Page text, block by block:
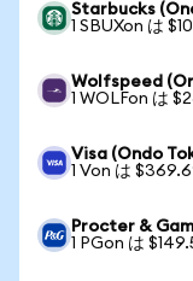
Starbucks
1 SBUXon は
Wolfspeed
1 WOLFon は
Visa (Ondo
1 Von は
Procter &
1 PGon は